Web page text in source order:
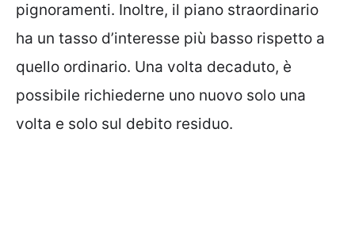
pignoramenti. Inoltre, il piano straordinario
ha un tasso d’interesse più basso rispetto a
quello ordinario. Una volta decaduto, è
possibile richiederne uno nuovo solo una
volta e solo sul debito residuo.